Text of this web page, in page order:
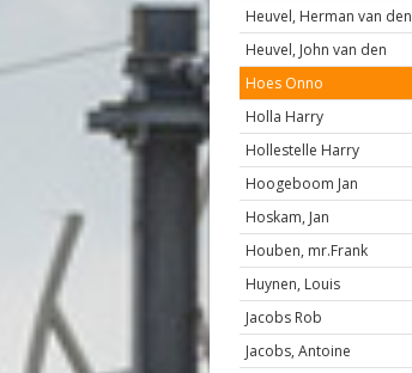
Heuvel, Herman van den
Heuvel, John van den
Hoes Onno
Holla Harry
Hollestelle Harry
Hoogeboom Jan
Hoskam, Jan
Houben, mr.Frank
Huynen, Louis
Jacobs Rob
Jacobs, Antoine